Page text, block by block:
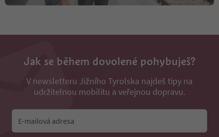
Jak se během dovolené pohybuješ?
V newsletteru Jižního Tyrolska najdeš tipy na
udržitelnou mobilitu a veřejnou dopravu.
E-mailová adresa